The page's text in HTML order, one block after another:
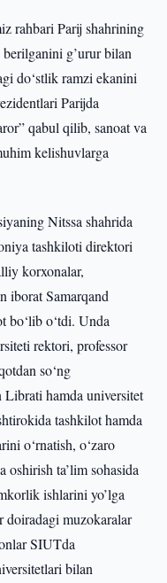
rahbari Parij shahrining
g’urur bilan
do‘stlik ramzi ekanini
Parijda
qabul qilib, sanoat va
kelishuvlarga
Nitssa shahrida
tashkiloti direktori
korxonalar,
iborat Samarqand
bo‘lib o‘tdi. Unda
rektori, professor
so‘ng
hamda universitet
tashkilot hamda
o‘rnatish, o‘zaro
ta’lim sohasida
ishlarini yo’lga
doiradagi muzokaralar
SIUTda
bilan